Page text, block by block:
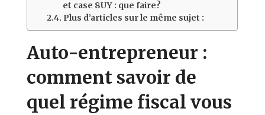
et case 8UY : que faire?
Plus d’articles sur le même sujet :
Auto-entrepreneur :
comment savoir de
quel régime fiscal vous